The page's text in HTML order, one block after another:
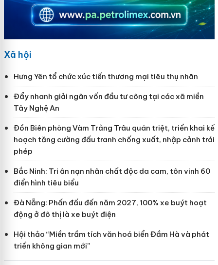
Xã hội
Hưng Yên tổ chức xúc tiến thương mại tiêu thụ nhãn
Đẩy nhanh giải ngân vốn đầu tư công tại các xã miền
Tây Nghệ An
Đồn Biên phòng Vàm Trảng Trâu quán triệt, triển khai kế
hoạch tăng cường đấu tranh chống xuất, nhập cảnh trái
phép
Bắc Ninh: Tri ân nạn nhân chất độc da cam, tôn vinh 60
điển hình tiêu biểu
Đà Nẵng: Phấn đấu đến năm 2027, 100% xe buýt hoạt
động ở đô thị là xe buýt điện
Hội thảo “Miền trầm tích văn hoá biển Đầm Hà và phát
triển không gian mới”